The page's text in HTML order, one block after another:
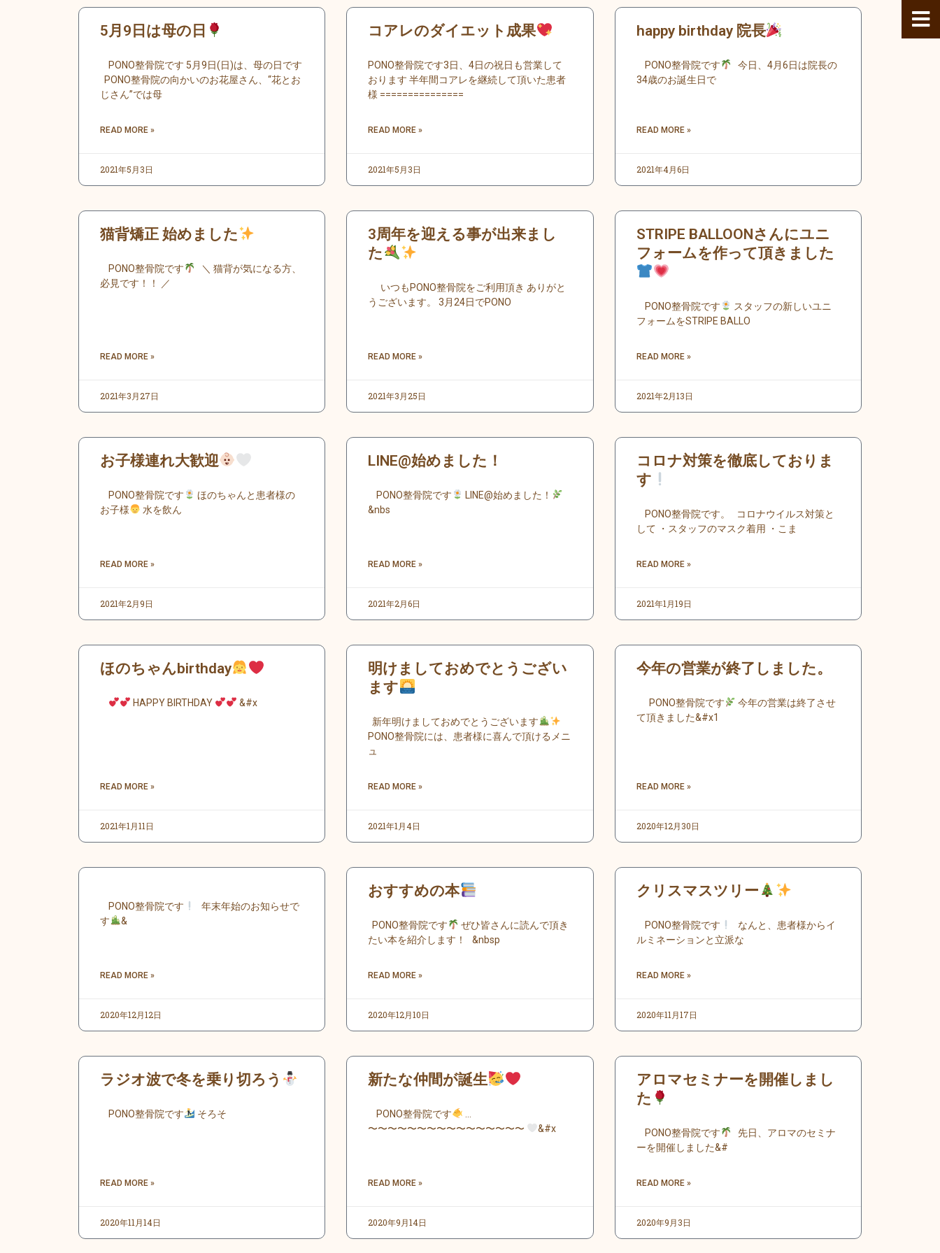
5月9日は母の日
PONO整骨院です 5月9日(日)は、母の日です
PONO整骨院の向かいのお花屋さん、“花とお
じさん”では母
READ MORE »
2021年5月3日
コアレのダイエット成果
PONO整骨院です3日、4日の祝日も営業して
おります 半年間コアレを継続して頂いた患者
様 ===============
READ MORE »
2021年5月3日
happy birthday 院長
PONO整骨院です
今日、4月6日は院長の
34歳のお誕生日で
READ MORE »
2021年4月6日
猫背矯正 始めました
PONO整骨院です
＼ 猫背が気になる方、
必見です！！ ／
READ MORE »
2021年3月27日
3周年を迎える事が出来まし
た
いつもPONO整骨院をご利用頂き ありがと
うございます。 3月24日でPONO
READ MORE »
2021年3月25日
STRIPE BALLOONさんにユニ
フォームを作って頂きました
PONO整骨院です
スタッフの新しいユニ
フォームをSTRIPE BALLO
READ MORE »
2021年2月13日
お子様連れ大歓迎
PONO整骨院です
ほのちゃんと患者様の
お子様
水を飲ん
READ MORE »
2021年2月9日
LINE@始めました！
PONO整骨院です
LINE@始めました！
&nbs
READ MORE »
2021年2月6日
コロナ対策を徹底しておりま
す
PONO整骨院です。 コロナウイルス対策と
して ・スタッフのマスク着用 ・こま
READ MORE »
2021年1月19日
ほのちゃんbirthday
HAPPY BIRTHDAY &#x
READ MORE »
2021年1月11日
明けましておめでとうござい
ます
新年明けましておめでとうございます
PONO整骨院には、患者様に喜んで頂けるメニ
ュ
READ MORE »
2021年1月4日
今年の営業が終了しました。
PONO整骨院です
今年の営業は終了させ
て頂きました&#x1
READ MORE »
2020年12月30日
PONO整骨院です
年末年始のお知らせで
す
&
READ MORE »
2020年12月12日
おすすめの本
PONO整骨院です
ぜひ皆さんに読んで頂き
たい本を紹介します！ &nbsp
READ MORE »
2020年12月10日
クリスマスツリー
PONO整骨院です
なんと、患者様からイ
ルミネーションと立派な
READ MORE »
2020年11月17日
ラジオ波で冬を乗り切ろう
PONO整骨院です そろそ
READ MORE »
2020年11月14日
新たな仲間が誕生
PONO整骨院です
〜〜〜〜〜〜〜〜〜〜〜〜〜〜〜〜
&#x
READ MORE »
2020年9月14日
アロマセミナーを開催しまし
た
PONO整骨院です
先日、アロマのセミナ
ーを開催しました&#
READ MORE »
2020年9月3日
ー ー
ー
ー
ー
ー
ー
ー
ー